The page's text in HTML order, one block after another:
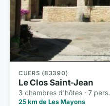
CUERS (83390)
Le Clos Saint-Jean
3 chambres d'hôtes · 7 pers.
25 km de Les Mayons